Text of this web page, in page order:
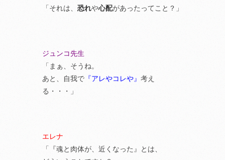
「それは、 恐れや心配があったってこと？」
ジュンコ先生
「まぁ、そうね。
あと、自我で 『アレやコレや』 考え
る・・・」
エレナ
「『魂と肉体が、近くなった』とは、